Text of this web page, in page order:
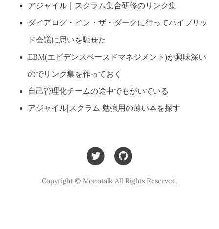
アジャイル｜スクラム集合研修のリンク集
ダイアログ・イン・ザ・ダークに行ってハイブリッ
ド会議に思いを馳せた
EBM(エビデンスベースドマネジメント)が興味深い
のでリンク集を作っておく
自己管理化チームの途中でもがいている
アジャイル|スクラム 勉強用の薄い本を探す
Copyright © Monotalk All Rights Reserved.